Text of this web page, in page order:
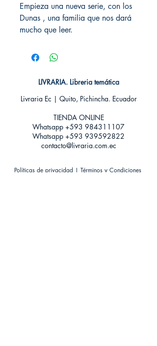
Empieza una nueva serie, con los
Dunas , una familia que nos dará
mucho que leer.
LIVRARIA. Libreria temática
Livraria Ec | Quito, Pichincha. Ecuador
TIENDA ONLINE​
Whatsapp +593 984311107
Whatsapp +593 939592822
contacto@livraria.com.ec
Políticas de privacidad | Términos y Condiciones